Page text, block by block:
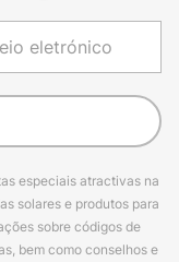
especiais atractivas na
solares e produtos para
sobre códigos de
bem como conselhos e